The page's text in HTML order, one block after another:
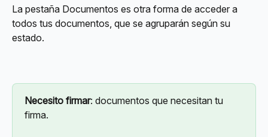
La pestaña Documentos es otra forma de acceder a
todos tus documentos, que se agruparán según su
estado.
Necesito firmar: documentos que necesitan tu
firma.